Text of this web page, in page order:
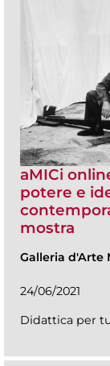
aMICi
potere e
mostra
Galleria d'Arte
24/06/2021
Didattica per